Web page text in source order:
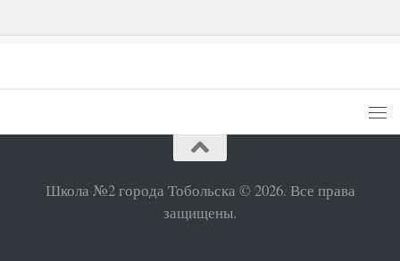
Школа №2 города Тобольска © 2026. Все права
защищены.